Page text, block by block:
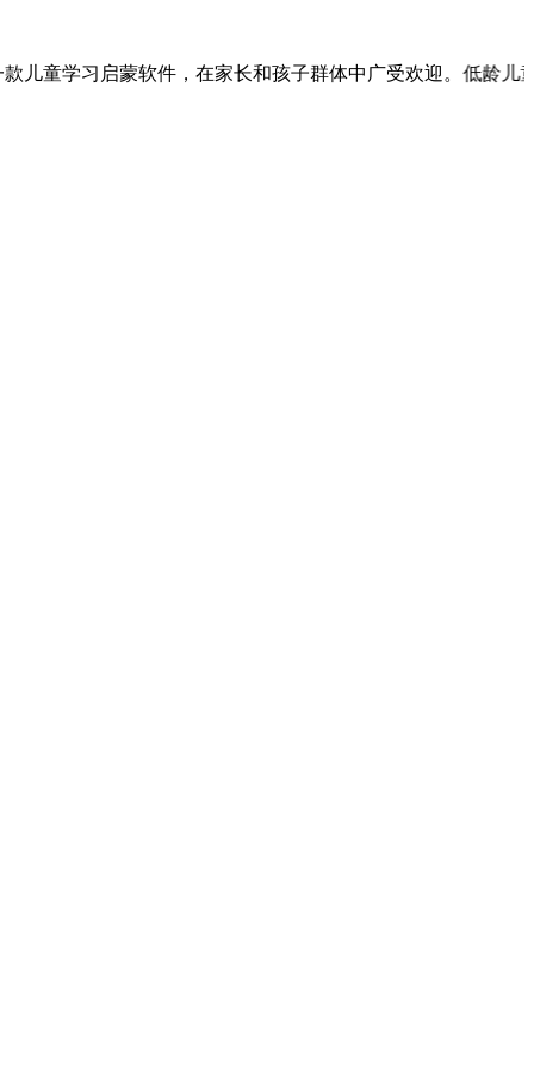
启蒙软件，在家长和孩子群体中广受欢迎。低龄儿童往往